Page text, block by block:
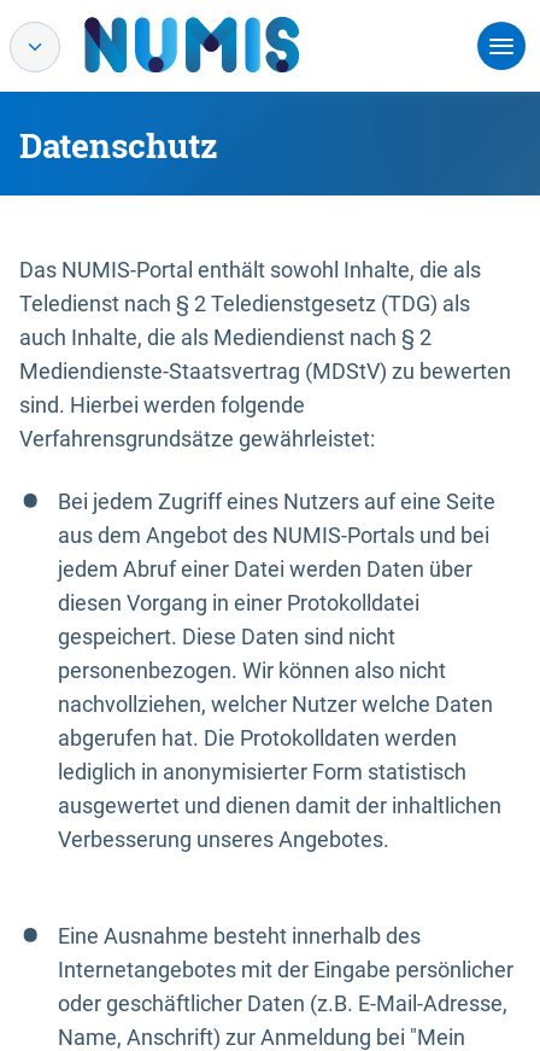
Datenschutz
Das NUMIS-Portal enthält sowohl Inhalte, die als
Teledienst nach § 2 Teledienstgesetz (TDG) als
auch Inhalte, die als Mediendienst nach § 2
Mediendienste-Staatsvertrag (MDStV) zu bewerten
sind. Hierbei werden folgende
Verfahrensgrundsätze gewährleistet:
Bei jedem Zugriff eines Nutzers auf eine Seite
aus dem Angebot des NUMIS-Portals und bei
jedem Abruf einer Datei werden Daten über
diesen Vorgang in einer Protokolldatei
gespeichert. Diese Daten sind nicht
personenbezogen. Wir können also nicht
nachvollziehen, welcher Nutzer welche Daten
abgerufen hat. Die Protokolldaten werden
lediglich in anonymisierter Form statistisch
ausgewertet und dienen damit der inhaltlichen
Verbesserung unseres Angebotes.
Eine Ausnahme besteht innerhalb des
Internetangebotes mit der Eingabe persönlicher
oder geschäftlicher Daten (z.B. E-Mail-Adresse,
Name, Anschrift) zur Anmeldung bei "Mein